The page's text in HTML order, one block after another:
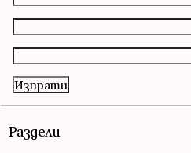
Раздели